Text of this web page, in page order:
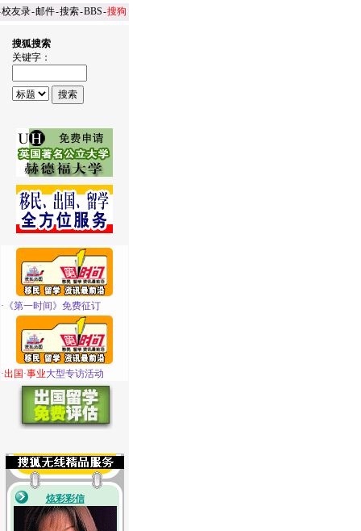
校友录-邮件-搜索-BBS-搜狗
搜狐搜索
关键字：
· 《第一时间》免费征订
·出国·事业大型专访活动